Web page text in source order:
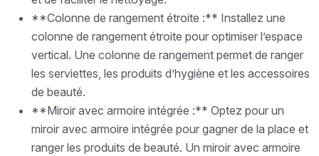
**Colonne de rangement étroite :** Installez une
colonne de rangement étroite pour optimiser l’espace
vertical. Une colonne de rangement permet de ranger
les serviettes, les produits d’hygiène et les accessoires
de beauté.
**Miroir avec armoire intégrée :** Optez pour un
miroir avec armoire intégrée pour gagner de la place et
ranger les produits de beauté. Un miroir avec armoire